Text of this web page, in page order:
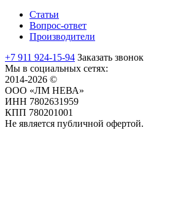
Статьи
Вопрос-ответ
Производители
+7 911 924-15-94 Заказать звонок
Мы в социальных сетях:
2014-2026 ©
ООО «ЛМ НЕВА»
ИНН 7802631959
КПП 780201001
Не является публичной офертой.